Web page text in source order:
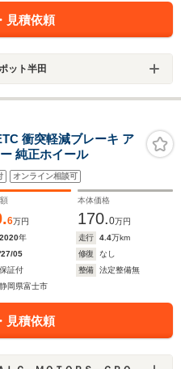
見積依頼
ット半田
衝突軽減ブレーキ ア
イドリングストップ 障害物ソナー 純正ホイール
オンライン相談可
6万円
本体価格
170.0万円
2020年 走行 4.4万km
'27/05 修復
なし
保証付 整備
法定整備無
静岡県富士市
見積依頼